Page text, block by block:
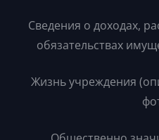
Сведения о доходах,
обязательствах
Жизнь учреждения